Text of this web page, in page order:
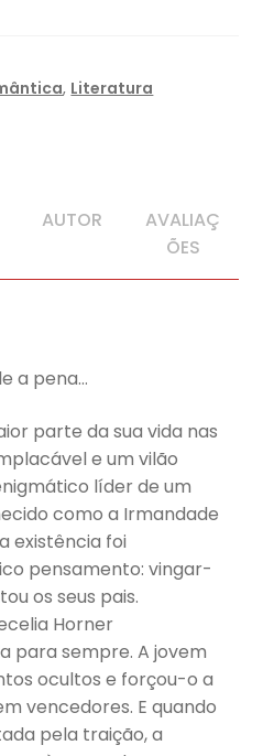
, Literatura
AUTOR
AVALIAÇ
ÕES
a pena…
parte da sua vida nas
e um vilão
líder de um
como a Irmandade
existência foi
pensamento: vingar-
os seus pais.
Horner
para sempre. A jovem
ocultos e forçou-o a
vencedores. E quando
pela traição, a